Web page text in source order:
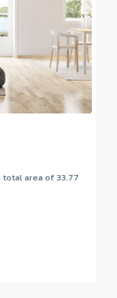
total area of 33.77